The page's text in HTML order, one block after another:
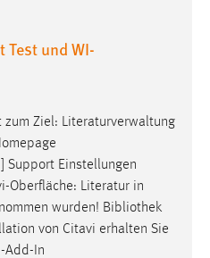
und WI-
zum Ziel: Literaturverwaltung
Einstellungen
Oberfläche: Literatur in
wurden! Bibliothek
von Citavi erhalten Sie
Add-In